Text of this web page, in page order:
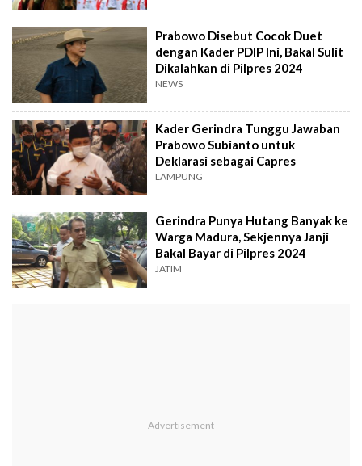
Prabowo Disebut Cocok Duet
dengan Kader PDIP Ini, Bakal Sulit
Dikalahkan di Pilpres 2024
NEWS
Kader Gerindra Tunggu Jawaban
Prabowo Subianto untuk
Deklarasi sebagai Capres
LAMPUNG
Gerindra Punya Hutang Banyak ke
Warga Madura, Sekjennya Janji
Bakal Bayar di Pilpres 2024
JATIM